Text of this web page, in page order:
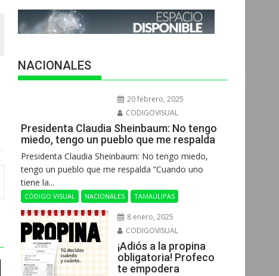
NACIONALES
20 febrero, 2025
CODIGOVISUAL
Presidenta Claudia Sheinbaum: No tengo
miedo, tengo un pueblo que me respalda
Presidenta Claudia Sheinbaum: No tengo miedo,
tengo un pueblo que me respalda ”Cuando uno
tiene la...
CÓDIGO VISUAL NACIONALES TAMAULIPAS
8 enero, 2025
CODIGOVISUAL
¡Adiós a la propina
obligatoria! Profeco
te empodera